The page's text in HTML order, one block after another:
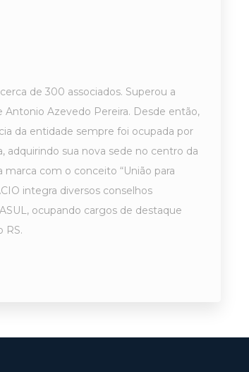
de 300 associados. Superou a
Antonio Azevedo Pereira. Desde então,
da entidade sempre foi ocupada por
adquirindo sua nova sede no centro da
com o conceito “União para
integra diversos conselhos
ocupando cargos de destaque
RS.